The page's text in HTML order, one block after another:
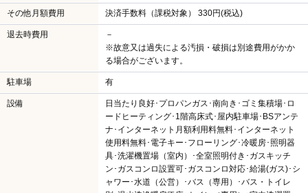
その他月額費用 決済手数料（課税対象） 330円(税込)
退去時費用
－
※故意又は過失による汚損・破損は別途費用がかか
る場合がございます。
駐車場 有
設備
日当たり良好･プロパンガス･南向き･ゴミ集積場･ロ
ードヒーティング･1階高床式･屋内駐車場･BSアンテ
ナ･インターネット月額利用料無料･インターネット
使用料無料･電子キー･フローリング･冷暖房･照明器
具･洗濯機置場（室内）･全室照明付き･ガスキッチ
ン･ガスコンロ設置可･ガスコンロ対応･給湯(ガス)･シ
ャワー･水道（公営）･バス（専用）･バス・トイレ